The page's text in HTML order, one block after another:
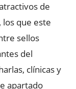
de
que este
sellos
del
clínicas y
apartado